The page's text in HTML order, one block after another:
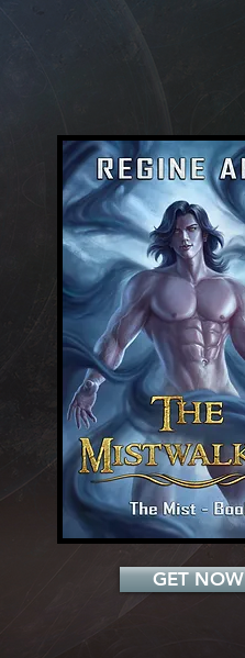
Add a Title
GET NOW